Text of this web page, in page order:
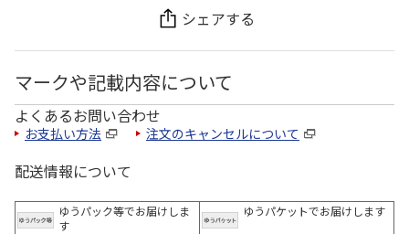
シェアする
マークや記載内容について
よくあるお問い合わせ
お支払い方法 注文のキャンセルについて
配送情報について
ゆうパック等でお届けしま
す
ゆうパケットでお届けします